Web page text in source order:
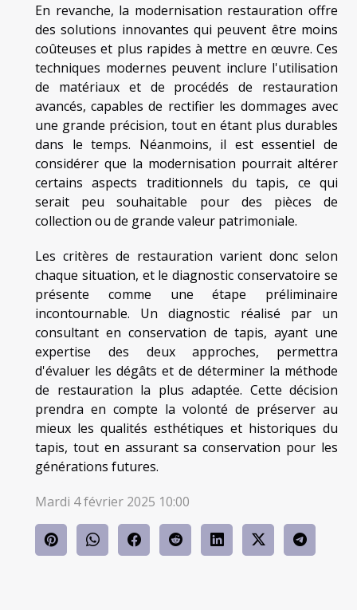
En revanche, la modernisation restauration offre
des solutions innovantes qui peuvent être moins
coûteuses et plus rapides à mettre en œuvre. Ces
techniques modernes peuvent inclure l'utilisation
de matériaux et de procédés de restauration
avancés, capables de rectifier les dommages avec
une grande précision, tout en étant plus durables
dans le temps. Néanmoins, il est essentiel de
considérer que la modernisation pourrait altérer
certains aspects traditionnels du tapis, ce qui
serait peu souhaitable pour des pièces de
collection ou de grande valeur patrimoniale.
Les critères de restauration varient donc selon
chaque situation, et le diagnostic conservatoire se
présente comme une étape préliminaire
incontournable. Un diagnostic réalisé par un
consultant en conservation de tapis, ayant une
expertise des deux approches, permettra
d'évaluer les dégâts et de déterminer la méthode
de restauration la plus adaptée. Cette décision
prendra en compte la volonté de préserver au
mieux les qualités esthétiques et historiques du
tapis, tout en assurant sa conservation pour les
générations futures.
Mardi 4 février 2025 10:00